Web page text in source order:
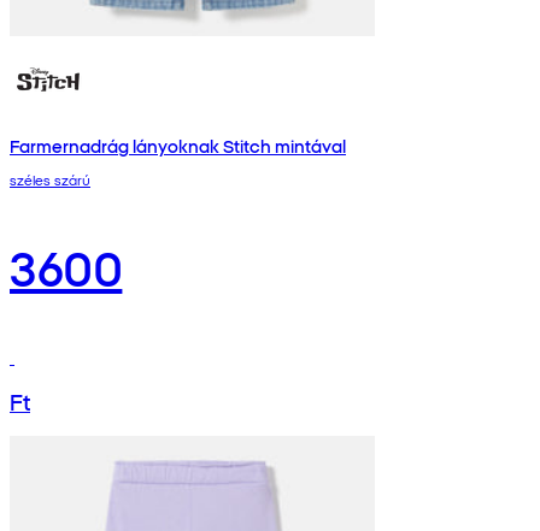
Farmernadrág lányoknak Stitch mintával
széles szárú
3600
Ft